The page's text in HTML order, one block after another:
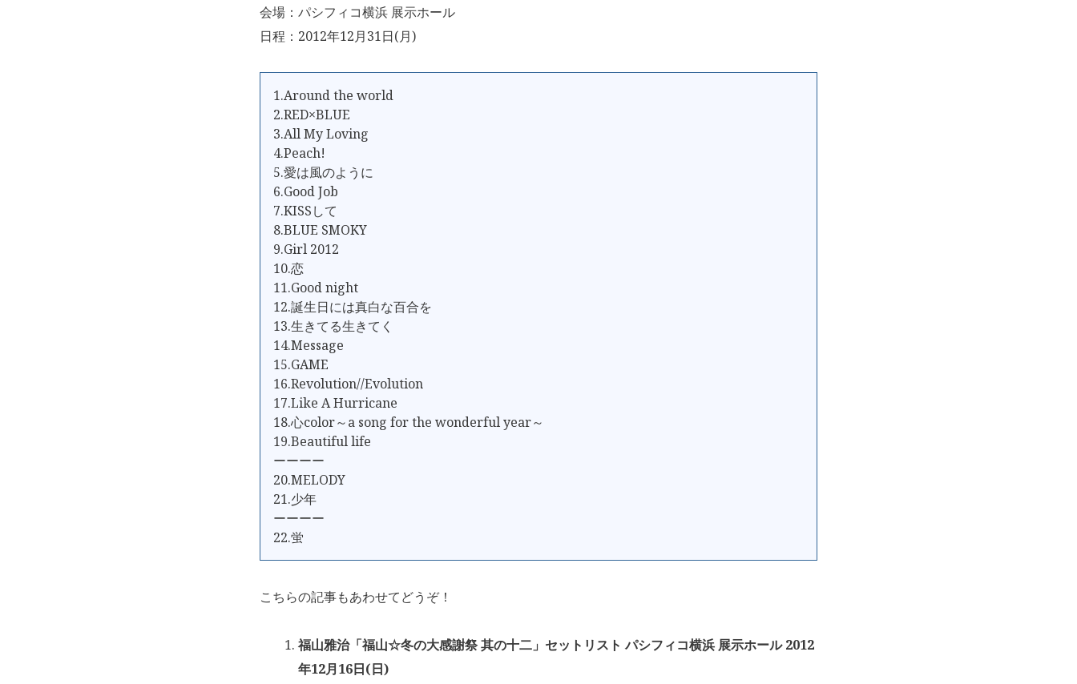
会場：パシフィコ横浜 展示ホール
日程：2012年12月31日(月)
1.Around the world
2.RED×BLUE
3.All My Loving
4.Peach!
5.愛は風のように
6.Good Job
7.KISSして
8.BLUE SMOKY
9.Girl 2012
10.恋
11.Good night
12.誕生日には真白な百合を
13.生きてる生きてく
14.Message
15.GAME
16.Revolution//Evolution
17.Like A Hurricane
18.心color～a song for the wonderful year～
19.Beautiful life
ーーーー
20.MELODY
21.少年
ーーーー
22.蛍
こちらの記事もあわせてどうぞ！
福山雅治「福山☆冬の大感謝祭 其の十二」セットリスト パシフィコ横浜 展示ホール 2012
年12月16日(日)